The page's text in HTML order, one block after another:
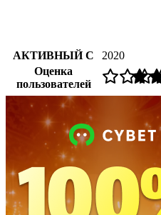
АКТИВНЫЙ С 2020
Оценка
пользователей